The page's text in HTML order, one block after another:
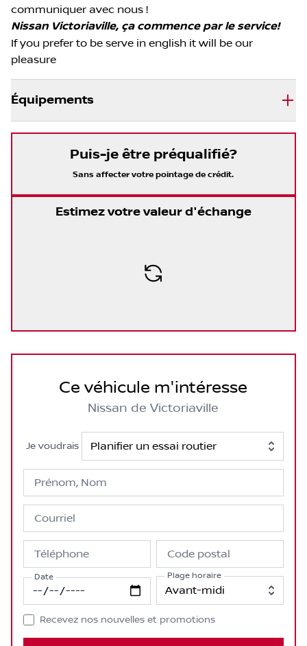
communiquer avec nous !
Nissan Victoriaville, ça commence par le service!
If you prefer to be serve in english it will be our
pleasure
Équipements
Ce véhicule m'intéresse
Nissan de Victoriaville
Je voudrais
Prénom, Nom
Courriel
Téléphone Code postal
Date Plage horaire
Recevez nos nouvelles et promotions
Puis-je être préqualifié?
Sans affecter votre pointage de crédit.
Estimez votre valeur d'échange